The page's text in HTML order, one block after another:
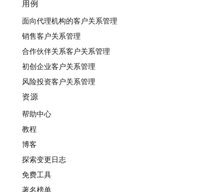
用例
面向代理机构的客户关系管理
销售客户关系管理
合作伙伴关系客户关系管理
初创企业客户关系管理
风险投资客户关系管理
资源
帮助中心
教程
博客
探索变更日志
免费工具
著名榜单